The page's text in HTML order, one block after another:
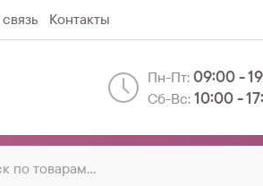
Контакты
Пн-Пт:09:00 -
Сб-Вс:10:00 -